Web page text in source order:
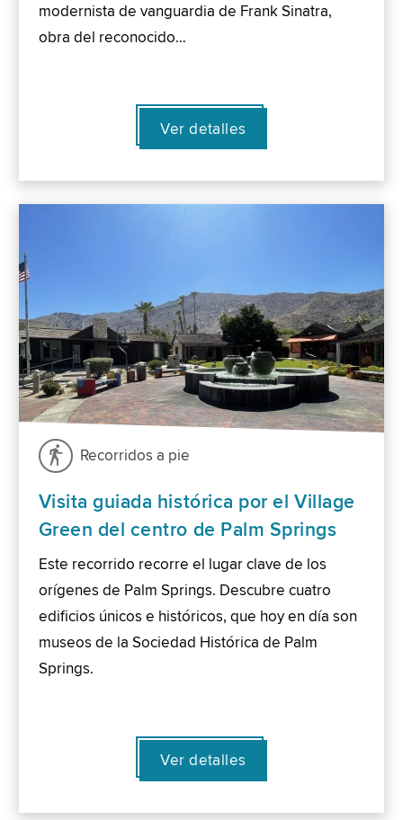
modernista de vanguardia de Frank Sinatra,
obra del reconocido…
Ver detalles
Recorridos a pie
Visita guiada histórica por el Village
Green del centro de Palm Springs
Este recorrido recorre el lugar clave de los
orígenes de Palm Springs. Descubre cuatro
edificios únicos e históricos, que hoy en día son
museos de la Sociedad Histórica de Palm
Springs.
Ver detalles